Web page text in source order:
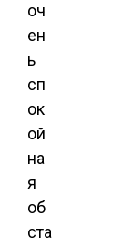
оч
ен
ь
сп
ок
ой
на
я
об
ста